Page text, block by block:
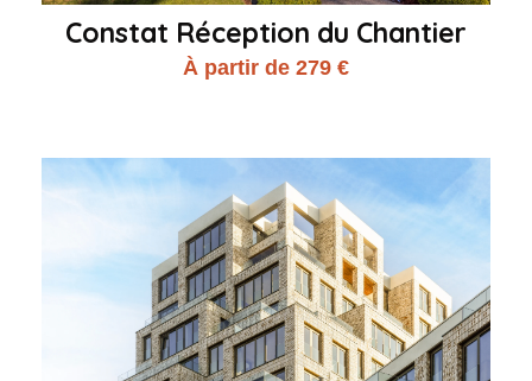
Constat Réception du Chantier
À partir de 279 €